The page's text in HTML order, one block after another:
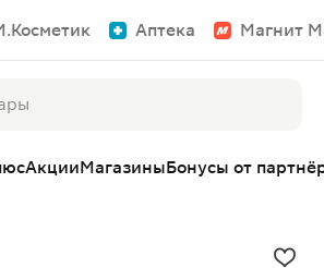
Аптека Магнит
АкцииМагазиныБонусы от